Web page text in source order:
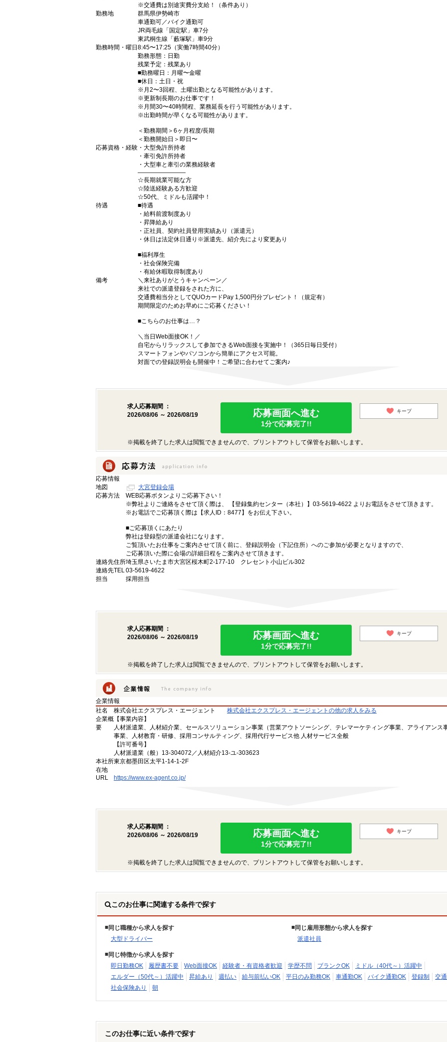
※交通費は別途実費分支給！（条件あり）
勤務地
群馬県伊勢崎市
車通勤可／バイク通勤可
JR両毛線「国定駅」車7分
東武桐生線「藪塚駅」車9分
勤務時間・曜日 8:45〜17:25（実働7時間40分）
勤務形態：日勤
残業予定：残業あり
■勤務曜日：月曜〜金曜
■休日：土日・祝
※月2〜3回程、土曜出勤となる可能性があります。
※更新制長期のお仕事です！
※月間30〜40時間程、業務延長を行う可能性があります。
※出勤時間が早くなる可能性があります。
＜勤務期間＞6ヶ月程度/長期
＜勤務開始日＞即日〜
応募資格・経験 ・大型免許所持者
・牽引免許所持者
・大型車と牽引の業務経験者
――――――――
☆長期就業可能な方
☆陸送経験ある方歓迎
☆50代、ミドルも活躍中！
待遇
■待遇
・給料前渡制度あり
・昇降給あり
・正社員、契約社員登用実績あり（派遣元）
・休日は法定休日通り※派遣先、紹介先により変更あり
■福利厚生
・社会保険完備
・有給休暇取得制度あり
備考
＼来社ありがとうキャンペーン／
来社での派遣登録をされた方に、
交通費相当分としてQUOカードPay 1,500円分プレゼント！（規定有）
期間限定のためお早めにご応募ください！
■こちらのお仕事は…？
＼当日Web面接OK！／
自宅からリラックスして参加できるWeb面接を実施中！（365日毎日受付）
スマートフォンやパソコンから簡単にアクセス可能。
対面での登録説明会も開催中！ご希望に合わせてご案内♪
求人応募期間 ：
2026/08/06 ～ 2026/08/19
応募画面へ進む
1分で応募完了!!
キープ
※掲載を終了した求人は閲覧できませんので、プリントアウトして保管をお願いします。
応募情報
地図
大宮登録会場
応募方法
WEB応募ボタンよりご応募下さい！
※弊社よりご連絡をさせて頂く際は、 【登録集約センター（本社）】03-5619-4622 よりお電話をさせて頂きます。
※お電話でご応募頂く際は【求人ID：8477】をお伝え下さい。
■ご応募頂くにあたり
弊社は登録型の派遣会社になります。
ご覧頂いたお仕事をご案内させて頂く前に、登録説明会（下記住所）へのご参加が必要となりますので、
ご応募頂いた際に会場の詳細日程をご案内させて頂きます。
連絡先住所埼玉県さいたま市大宮区桜木町2-177-10 クレセント小山ビル302
連絡先TEL03-5619-4622
担当
採用担当
求人応募期間 ：
2026/08/06 ～ 2026/08/19
応募画面へ進む
1分で応募完了!!
キープ
※掲載を終了した求人は閲覧できませんので、プリントアウトして保管をお願いします。
企業情報
社名
株式会社エクスプレス・エージェント
株式会社エクスプレス・エージェントの他の求人をみる
企業概
要
【事業内容】
人材派遣業、人材紹介業、セールスソリューション事業（営業アウトソーシング、テレマーケティング事業、アライアンス
事業、人材教育・研修、採用コンサルティング、採用代行サービス他 人材サービス全般
【許可番号】
人材派遣業（般）13-304072／人材紹介13-ユ-303623
本社所
在地
東京都墨田区太平1-14-1-2F
URL https://www.ex-agent.co.jp/
求人応募期間 ：
2026/08/06 ～ 2026/08/19
応募画面へ進む
1分で応募完了!!
キープ
※掲載を終了した求人は閲覧できませんので、プリントアウトして保管をお願いします。
このお仕事に関連する条件で探す
同じ職種から求人を探す
大型ドライバー
同じ雇用形態から求人を探す
派遣社員
同じ特徴から求人を探す
即日勤務OK
履歴書不要 Web面接OK 経験者・有資格者歓迎 学歴不問 ブランクOK
ミドル（40代～）活躍中
エルダー（50代～）活躍中
昇給あり 週払い 給与前払いOK 平日のみ勤務OK 車通勤OK バイク通勤OK 登録制
交
社会保険あり
朝
このお仕事に近い条件で探す